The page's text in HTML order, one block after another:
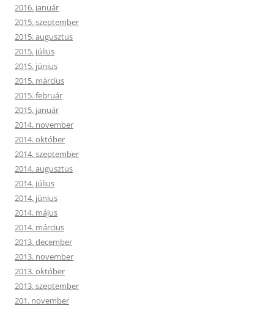
2016. január
2015. szeptember
2015. augusztus
2015. július
2015. június
2015. március
2015. február
2015. január
2014. november
2014. október
2014. szeptember
2014. augusztus
2014. július
2014. június
2014. május
2014. március
2013. december
2013. november
2013. október
2013. szeptember
201. november